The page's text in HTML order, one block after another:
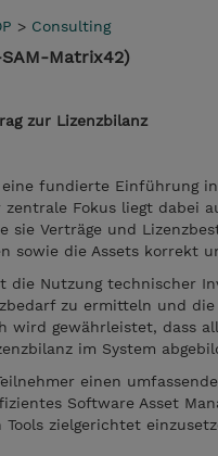
> Consulting
Matrix42)
zur Lizenzbilanz
eine fundierte Einführung
Fokus liegt dabei
sie Verträge und
sowie die Assets korrekt
die Nutzung technischer
zu ermitteln und
wird gewährleistet, dass
im System
einen
Software Asset
zielgerichtet